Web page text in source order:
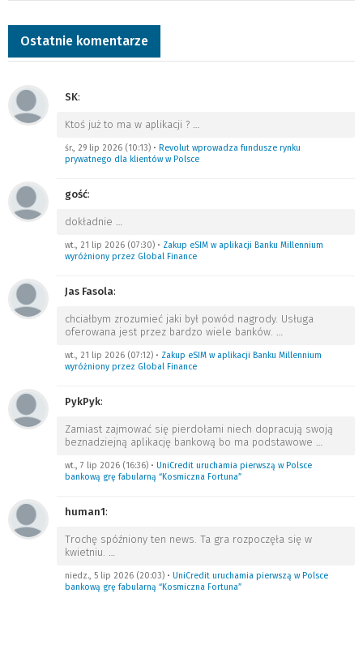
Ostatnie komentarze
SK:
Ktoś już to ma w aplikacji ? …
śr., 29 lip 2026 (10:13) • Revolut wprowadza fundusze rynku
prywatnego dla klientów w Polsce
gość:
dokładnie …
wt., 21 lip 2026 (07:30) • Zakup eSIM w aplikacji Banku Millennium
wyróżniony przez Global Finance
Jas Fasola:
chciałbym zrozumieć jaki był powód nagrody. Usługa
oferowana jest przez bardzo wiele banków. …
wt., 21 lip 2026 (07:12) • Zakup eSIM w aplikacji Banku Millennium
wyróżniony przez Global Finance
PykPyk:
Zamiast zajmować się pierdołami niech dopracują swoją
beznadziejną aplikację bankową bo ma podstawowe …
wt., 7 lip 2026 (16:36) • UniCredit uruchamia pierwszą w Polsce
bankową grę fabularną “Kosmiczna Fortuna”
human1:
Trochę spóźniony ten news. Ta gra rozpoczęła się w
kwietniu. …
niedz., 5 lip 2026 (20:03) • UniCredit uruchamia pierwszą w Polsce
bankową grę fabularną “Kosmiczna Fortuna”